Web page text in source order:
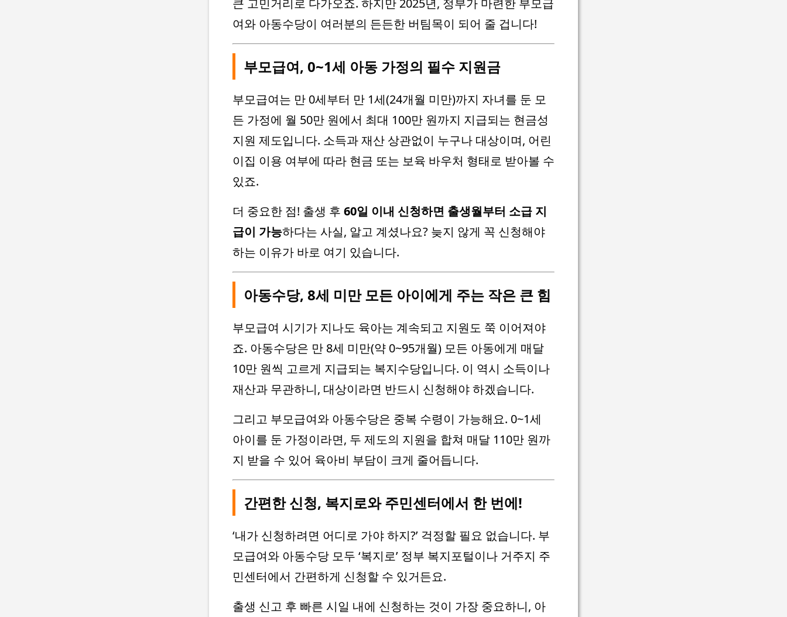
큰 고민거리로 다가오죠. 하지만 2025년, 정부가 마련한 부모급
여와 아동수당이 여러분의 든든한 버팀목이 되어 줄 겁니다!
부모급여, 0~1세 아동 가정의 필수 지원금
부모급여는 만 0세부터 만 1세(24개월 미만)까지 자녀를 둔 모
든 가정에 월 50만 원에서 최대 100만 원까지 지급되는 현금성
지원 제도입니다. 소득과 재산 상관없이 누구나 대상이며, 어린
이집 이용 여부에 따라 현금 또는 보육 바우처 형태로 받아볼 수
있죠.
더 중요한 점! 출생 후 60일 이내 신청하면 출생월부터 소급 지
급이 가능하다는 사실, 알고 계셨나요? 늦지 않게 꼭 신청해야
하는 이유가 바로 여기 있습니다.
아동수당, 8세 미만 모든 아이에게 주는 작은 큰 힘
부모급여 시기가 지나도 육아는 계속되고 지원도 쭉 이어져야
죠. 아동수당은 만 8세 미만(약 0~95개월) 모든 아동에게 매달
10만 원씩 고르게 지급되는 복지수당입니다. 이 역시 소득이나
재산과 무관하니, 대상이라면 반드시 신청해야 하겠습니다.
그리고 부모급여와 아동수당은 중복 수령이 가능해요. 0~1세
아이를 둔 가정이라면, 두 제도의 지원을 합쳐 매달 110만 원까
지 받을 수 있어 육아비 부담이 크게 줄어듭니다.
간편한 신청, 복지로와 주민센터에서 한 번에!
‘내가 신청하려면 어디로 가야 하지?’ 걱정할 필요 없습니다. 부
모급여와 아동수당 모두 ‘복지로’ 정부 복지포털이나 거주지 주
민센터에서 간편하게 신청할 수 있거든요.
출생 신고 후 빠른 시일 내에 신청하는 것이 가장 중요하니, 아